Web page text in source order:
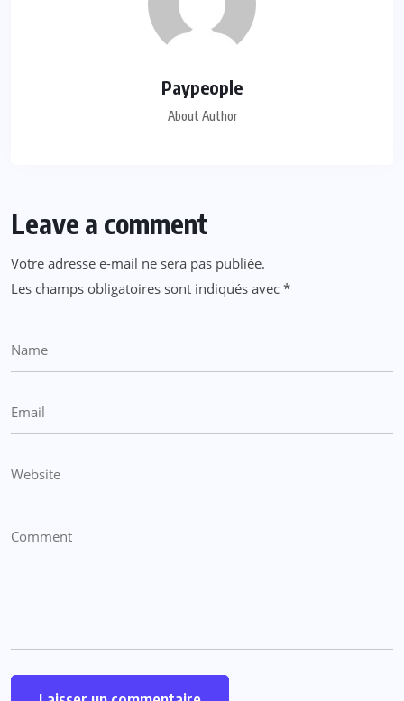
Paypeople
About Author
Leave a comment
Votre adresse e-mail ne sera pas publiée.
Les champs obligatoires sont indiqués avec *